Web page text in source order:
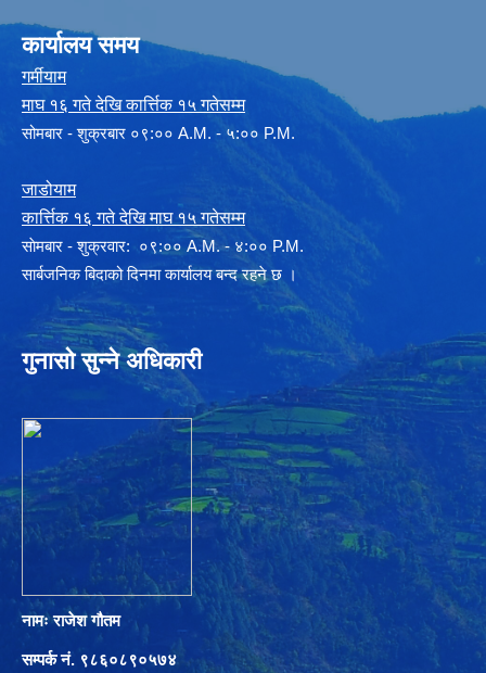
कार्यालय समय
गर्मीयाम
माघ १६ गते देखि कार्त्तिक १५ गतेसम्म
सोमबार - शुक्रबार ०९:०० A.M. - ५:०० P.M.
जाडोयाम
कार्त्तिक १६ गते देखि माघ १५ गतेसम्म
साेमबार - शुक्रवार: ०९:०० A.M. - ४:०० P.M.
सार्बजनिक बिदाको दिनमा कार्यालय बन्द रहने छ ।
गुनासो सुन्ने अधिकारी
नामः राजेश गौतम
सम्पर्क नं. ९८६०८९०५७४